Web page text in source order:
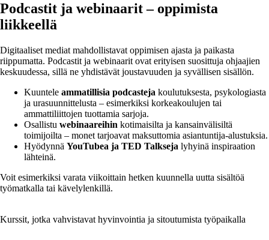
Podcastit ja webinaarit – oppimista
liikkeellä
Digitaaliset mediat mahdollistavat oppimisen ajasta ja paikasta
riippumatta. Podcastit ja webinaarit ovat erityisen suosittuja ohjaajien
keskuudessa, sillä ne yhdistävät joustavuuden ja syvällisen sisällön.
Kuuntele ammatillisia podcasteja koulutuksesta, psykologiasta
ja urasuunnittelusta – esimerkiksi korkeakoulujen tai
ammattiliittojen tuottamia sarjoja.
Osallistu webinaareihin kotimaisilta ja kansainvälisiltä
toimijoilta – monet tarjoavat maksuttomia asiantuntija-alustuksia.
Hyödynnä YouTubea ja TED Talkseja lyhyinä inspiraation
lähteinä.
Voit esimerkiksi varata viikoittain hetken kuunnella uutta sisältöä
työmatkalla tai kävelylenkillä.
Kurssit, jotka vahvistavat hyvinvointia ja sitoutumista työpaikalla